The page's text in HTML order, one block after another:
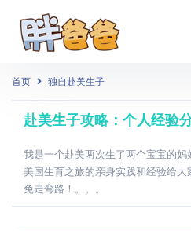
首页 独自赴美生子
赴美生子攻略：个人经验
我是一个赴美两次生了两个宝宝的
美国生育之旅的亲身实践和经验给
免走弯路！。。。